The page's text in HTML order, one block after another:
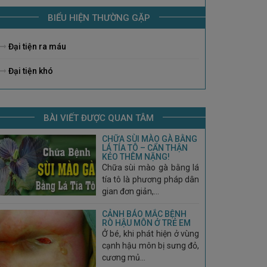
BIỂU HIỆN THƯỜNG GẶP
Đại tiện ra máu
Đại tiện khó
BÀI VIẾT ĐƯỢC QUAN TÂM
CHỮA SÙI MÀO GÀ BẰNG
LÁ TÍA TÔ – CẨN THẬN
KẺO THÊM NẶNG!
Chữa sùi mào gà bằng lá
tía tô là phương pháp dân
gian đơn giản,...
CẢNH BÁO MẮC BỆNH
RÒ HẬU MÔN Ở TRẺ EM
Ở bé, khi phát hiện ở vùng
cạnh hậu môn bị sưng đỏ,
cương mủ...